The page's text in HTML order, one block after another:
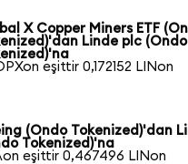
X Copper Miners ETF
Linde plc (Ondo
eşittir 0,172152 LINon
(Ondo Tokenized)'dan
Tokenized)'na
eşittir 0,467496 LINon